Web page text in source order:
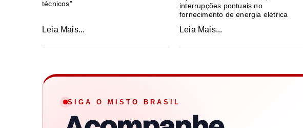
técnicos"
Leia Mais...
interrupções pontuais no
fornecimento de energia elétrica
Leia Mais...
SIGA O MISTO BRASIL